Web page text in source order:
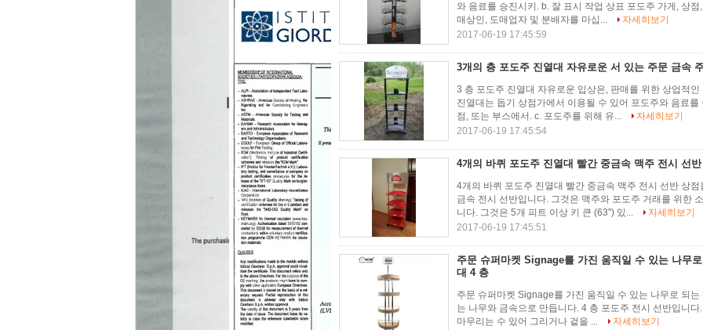
와 음료를 승진시키. b. 잘 표시 작업 상표 포도주 가게, 상
매상인, 도매업자 및 분배자를 마십...
자세히보기
2017-06-19 17:45:59
3개의 층 포도주 진열대 자유로운 서 있는 주문 금속
3 층 포도주 진열대 자유로운 입상은, 판매를 위한 상업적
진열대는 돕기 상점가에서 이용될 수 있어 포도주와 음료
점, 또는 부스에서. c. 포도주를 위해 유...
자세히보기
2017-06-19 17:45:54
4개의 바퀴 포도주 진열대 빨간 중금속 맥주 전시 선
4개의 바퀴 포도주 진열대 빨간 중금속 맥주 전시 선반 상
금속 전시 선반입니다. 그것은 맥주와 포도주 거래를 위한
니다. 그것은 5개 피트 이상 키 큰 (63") 있...
자세히보기
2017-06-19 17:45:51
주문 슈퍼마켓 Signage를 가진 움직일 수 있는 나무
대 4 층
주문 슈퍼마켓 Signage를 가진 움직일 수 있는 나무로 되
는 나무와 금속으로 만듭니다. 4 층 포도주 전시 선반입니
마무리는 수 있어 그리거나 겉을 ...
자세히보기